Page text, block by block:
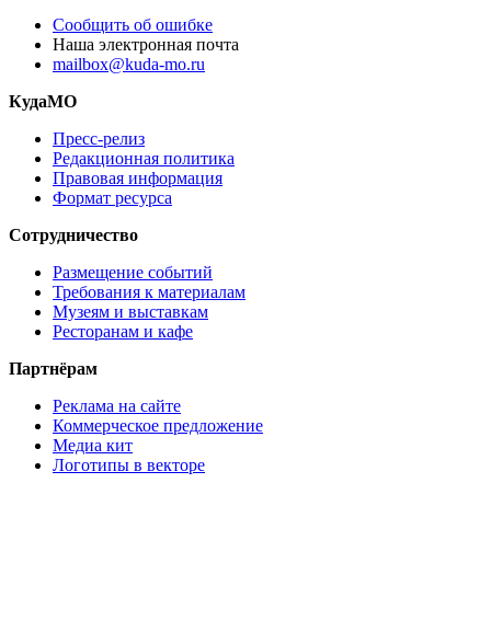
Сообщить об ошибке
Наша электронная почта
mailbox@kuda-mo.ru
КудаМО
Пресс-релиз
Редакционная политика
Правовая информация
Формат ресурса
Сотрудничество
Размещение событий
Требования к материалам
Музеям и выставкам
Ресторанам и кафе
Партнёрам
Реклама на сайте
Коммерческое предложение
Медиа кит
Логотипы в векторе